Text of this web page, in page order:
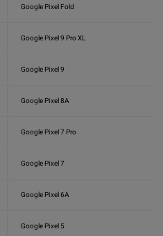
Google Pixel Fold
Google Pixel 9 Pro XL
Google Pixel 9
Google Pixel 8A
Google Pixel 7 Pro
Google Pixel 7
Google Pixel 6A
Google Pixel 5